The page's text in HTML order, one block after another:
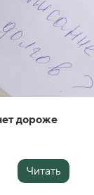
дороже
Читать